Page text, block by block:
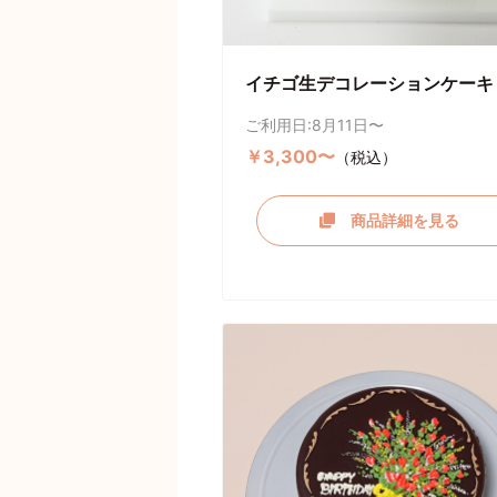
イチゴ生デコレーションケーキ
ご利用日:8月11日〜
￥3,300〜 （税込）
商品詳細を見る